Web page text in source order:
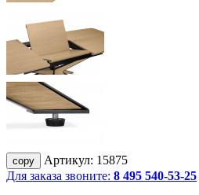
copy Артикул: 15875
Для заказа звоните: 8 495 540-53-25